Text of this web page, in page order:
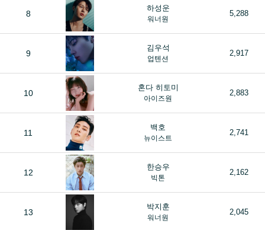
8
하성운
워너원
5,288
9
김우석
업텐션
2,917
10
혼다 히토미
아이즈원
2,883
11
백호
뉴이스트
2,741
12
한승우
빅톤
2,162
13
박지훈
워너원
2,045